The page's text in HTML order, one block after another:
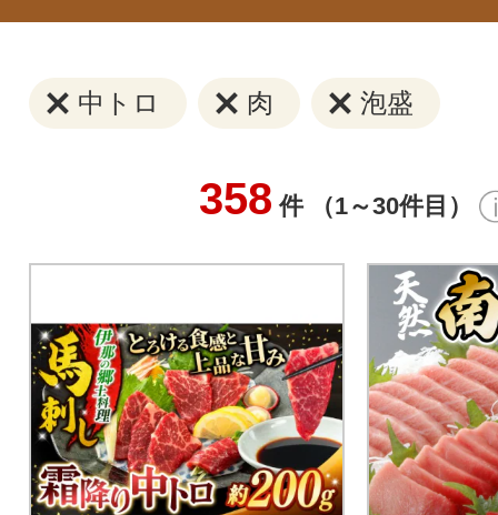
中トロ 肉 泡盛
358 件 （1～30件目）